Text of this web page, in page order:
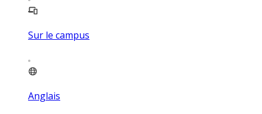
Sur le campus
Anglais